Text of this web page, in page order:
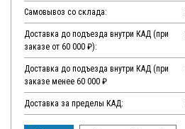
Самовывоз со склада:
Доставка до подъезда внутри КАД (при
заказе от 60 000 ₽):
Доставка до подъезда внутри КАД (при
заказе менее 60 000 ₽
Доставка за пределы КАД: